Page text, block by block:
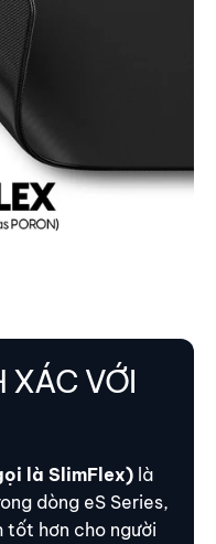
XÁC VỚI
là SlimFlex) là
dòng eS Series,
tốt hơn cho người